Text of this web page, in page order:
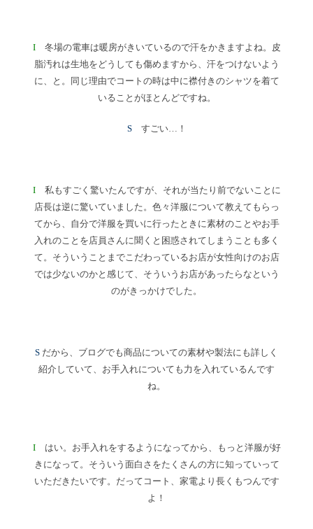
I冬場の電車は暖房がきいているので汗をかきますよね。皮
脂汚れは生地をどうしても傷めますから、汗をつけないよう
に、と。同じ理由でコートの時は中に襟付きのシャツを着て
いることがほとんどですね。
Sすごい…！
I私もすごく驚いたんですが、それが当たり前でないことに
店長は逆に驚いていました。色々洋服について教えてもらっ
てから、自分で洋服を買いに行ったときに素材のことやお手
入れのことを店員さんに聞くと困惑されてしまうことも多く
て。そういうことまでこだわっているお店が女性向けのお店
では少ないのかと感じて、そういうお店があったらなという
のがきっかけでした。
S だから、ブログでも商品についての素材や製法にも詳しく
紹介していて、お手入れについても力を入れているんです
ね。
Iはい。お手入れをするようになってから、もっと洋服が好
きになって。そういう面白さをたくさんの方に知っていって
いただきたいです。だってコート、家電より長くもつんです
よ！